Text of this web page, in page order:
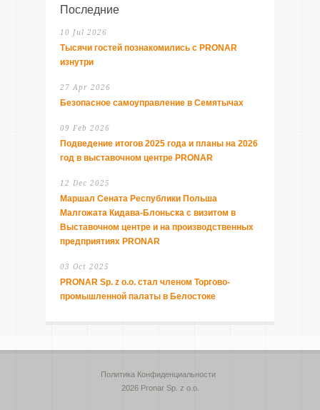
Последние
10 Jul 2026
Тысячи гостей познакомились с PRONAR
изнутри
27 Apr 2026
Безопасное самоуправление в Семятычах
09 Feb 2026
Подведение итогов 2025 года и планы на 2026
год в выставочном центре PRONAR
12 Dec 2025
Маршал Сената Республики Польша
Малгожата Кидава-Блоньска с визитом в
Выставочном центре и на производственных
предприятиях PRONAR
03 Oct 2025
PRONAR Sp. z o.o. стал членом Торгово-
промышленной палаты в Белостоке
Политика Конфиденциальности
2026 Pronar Sp. z o.o.